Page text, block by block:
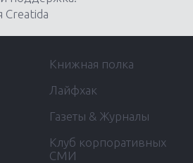
Creatida
Книжная полка
Лайфхак
Газеты & Журналы
Клуб корпоративных
СМИ